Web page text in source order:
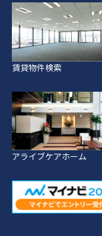
賃貸物件検索
アライブケアホーム